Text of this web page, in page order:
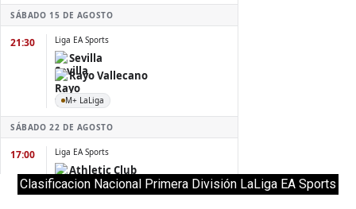
Clasificacion Nacional Primera División LaLiga EA Sports